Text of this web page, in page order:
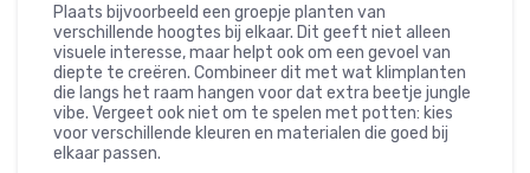
Plaats bijvoorbeeld een groepje planten van
verschillende hoogtes bij elkaar. Dit geeft niet alleen
visuele interesse, maar helpt ook om een gevoel van
diepte te creëren. Combineer dit met wat klimplanten
die langs het raam hangen voor dat extra beetje jungle
vibe. Vergeet ook niet om te spelen met potten: kies
voor verschillende kleuren en materialen die goed bij
elkaar passen.